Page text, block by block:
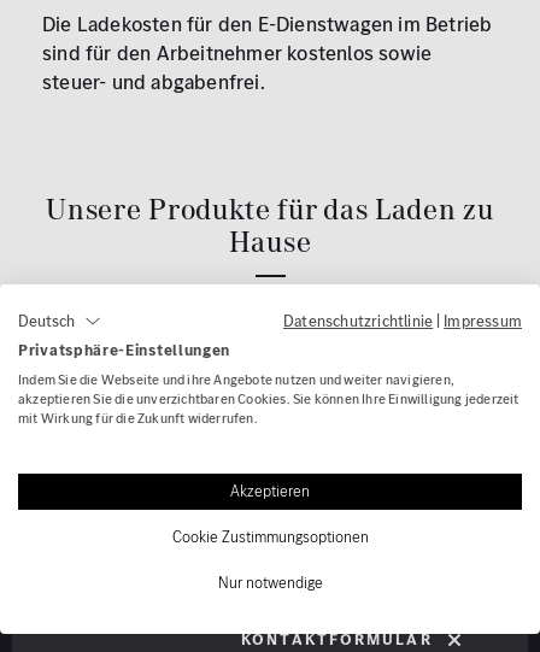
Die Ladekosten für den E-Dienstwagen im Betrieb
sind für den Arbeitnehmer kostenlos sowie
steuer- und abgabenfrei.
Unsere Produkte für das Laden zu
Hause
Ihr Draht zu uns
Kontaktformular
Deutsch Datenschutzrichtlinie | Impressum
Privatsphäre-Einstellungen
Indem Sie die Webseite und ihre Angebote nutzen und weiter navigieren,
akzeptieren Sie die unverzichtbaren Cookies. Sie können Ihre Einwilligung jederzeit
mit Wirkung für die Zukunft widerrufen.
Akzeptieren
Cookie Zustimmungsoptionen
Nur notwendige